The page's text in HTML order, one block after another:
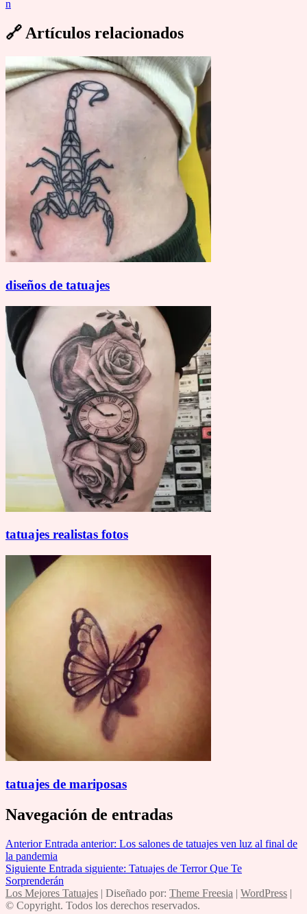
🔗Artículos relacionados
diseños de tatuajes
tatuajes realistas fotos
tatuajes de mariposas
Navegación de entradas
Anterior Entrada anterior: Los salones de tatuajes ven luz al final de
la pandemia
Siguiente Entrada siguiente: Tatuajes de Terror Que Te
Sorprenderán
Los Mejores Tatuajes | Diseñado por: Theme Freesia | WordPress |
© Copyright. Todos los derechos reservados.